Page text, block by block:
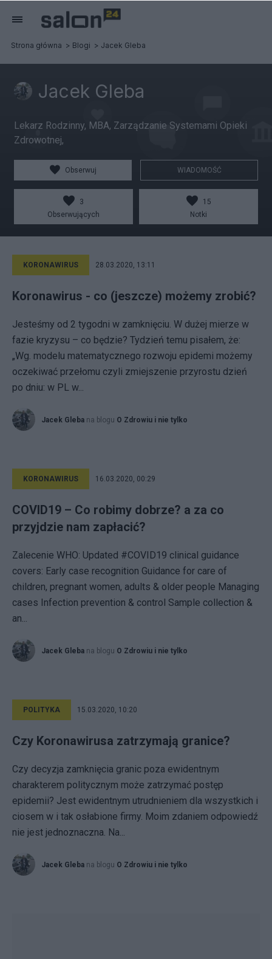
Strona główna Blogi Jacek Gleba
Jacek Gleba
Lekarz Rodzinny, MBA, Zarządzanie Systemami Opieki
Zdrowotnej,
Obserwuj WIADOMOŚĆ
3
Obserwujących
15
Notki
KORONAWIRUS 28.03.2020, 13:11
Koronawirus - co (jeszcze) możemy zrobić?
Jesteśmy od 2 tygodni w zamknięciu. W dużej mierze w
fazie kryzysu – co będzie? Tydzień temu pisałem, że:
„Wg. modelu matematycznego rozwoju epidemi możemy
oczekiwać przełomu czyli zmiejszenie przyrostu dzień
po dniu: w PL w...
Jacek Gleba na blogu O Zdrowiu i nie tylko
KORONAWIRUS 16.03.2020, 00:29
COVID19 – Co robimy dobrze? a za co
przyjdzie nam zapłacić?
Zalecenie WHO: Updated #COVID19 clinical guidance
covers: Early case recognition Guidance for care of
children, pregnant women, adults & older people Managing
cases Infection prevention & control Sample collection &
an...
Jacek Gleba na blogu O Zdrowiu i nie tylko
POLITYKA 15.03.2020, 10:20
Czy Koronawirusa zatrzymają granice?
Czy decyzja zamknięcia granic poza ewidentnym
charakterem politycznym może zatrzymać postęp
epidemii? Jest ewidentnym utrudnieniem dla wszystkich i
ciosem w i tak osłabione firmy. Moim zdaniem odpowiedź
nie jest jednoznaczna. Na...
Jacek Gleba na blogu O Zdrowiu i nie tylko